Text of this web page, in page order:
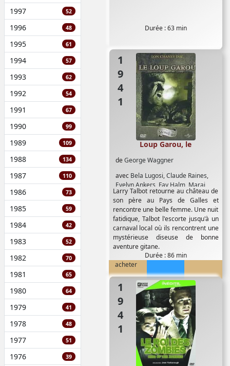
1997 52
1996 48
1995 61
1994 57
1993 62
1992 54
1991 67
1990 99
1989 109
1988 134
1987 110
1986 73
1985 59
1984 42
1983 52
1982 70
1981 65
1980 64
1979 41
1978 48
1977 51
1976 39
Durée : 63 min
1941
deGeorge Waggner
avec Bela Lugosi,Claude Raines,
Evelyn Ankers Fay Halm, Marai
Oupenskaya,Patrick Knowles,
Warren Williams
Loup Garou, le
Larry Talbot retourne au château de
son père au Pays de Galles et
rencontre une belle femme. Une nuit
fatidique, Talbot l'escorte jusqu'à un
carnaval local où ils rencontrent une
mystérieuse diseuse de bonne
aventure gitane.
Durée : 86 min
acheter
1941